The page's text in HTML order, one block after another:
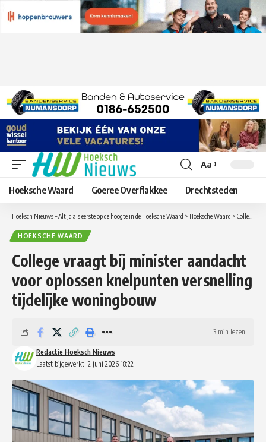
Lettergrootte
aanpassen
Aa
Hoeksche Waard Goeree Overflakkee Drechtsteden
Hoeksch Nieuws – Altijd als eerste op de hoogte in de Hoeksche Waard > Hoeksche Waard > College vraagt bij minister aandacht voor oplossen knelpunten versnelling tijdelijke woningbouw
HOEKSCHE WAARD
College vraagt bij minister aandacht
voor oplossen knelpunten versnelling
tijdelijke woningbouw
Laatst bijgewerkt: 2 juni 2026 18:22
Redactie Hoeksch Nieuws
3 min lezen